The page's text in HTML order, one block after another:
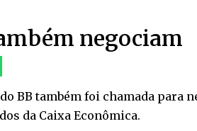
negociam
BB também foi chamada para
da Caixa Econômica.